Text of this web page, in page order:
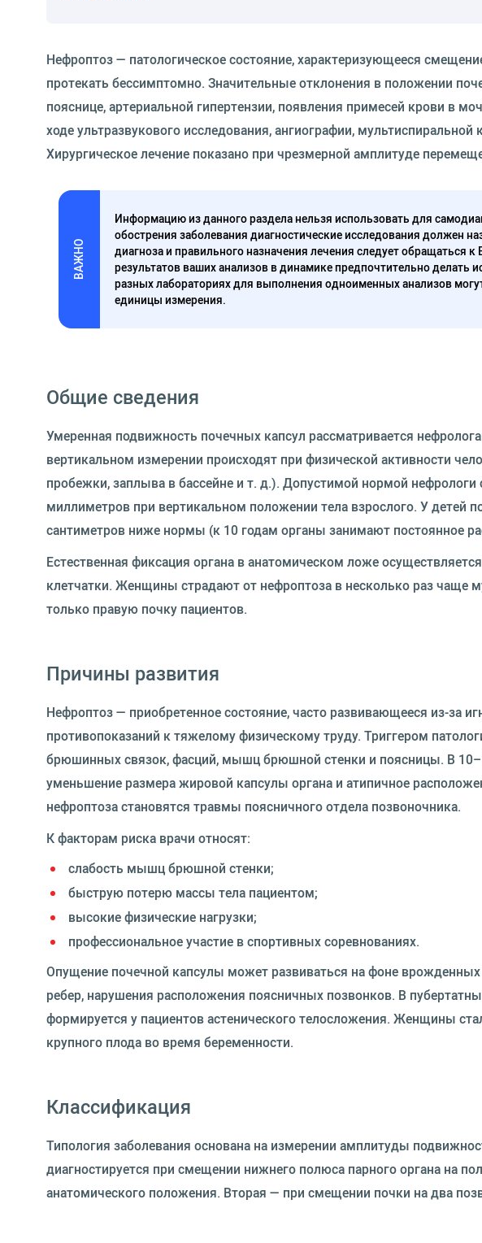
Нефроптоз — патологическое состояние, характеризующееся
протекать бессимптомно. Значительные отклонения в положении
пояснице, артериальной гипертензии, появления примесей крови в
ходе ультразвукового исследования, ангиографии,
Хирургическое лечение показано при чрезмерной амплитуде
ВАЖНО
Информацию из данного раздела нельзя использовать для
обострения заболевания диагностические исследования должен
диагноза и правильного назначения лечения следует обращаться
результатов ваших анализов в динамике предпочтительно делать
разных лабораториях для выполнения одноименных анализов
единицы измерения.
Общие сведения
Умеренная подвижность почечных капсул рассматривается
вертикальном измерении происходят при физической активности
пробежки, заплыва в бассейне и т. д.). Допустимой нормой
миллиметров при вертикальном положении тела взрослого. У детей
сантиметров ниже нормы (к 10 годам органы занимают постоянное
Естественная фиксация органа в анатомическом ложе
клетчатки. Женщины страдают от нефроптоза в несколько раз чаще
только правую почку пациентов.
Причины развития
Нефроптоз — приобретенное состояние, часто развивающееся из-за
противопоказаний к тяжелому физическому труду. Триггером
брюшинных связок, фасций, мышц брюшной стенки и поясницы. В
уменьшение размера жировой капсулы органа и атипичное
нефроптоза становятся травмы поясничного отдела позвоночника.
К факторам риска врачи относят:
слабость мышц брюшной стенки;
быструю потерю массы тела пациентом;
высокие физические нагрузки;
профессиональное участие в спортивных соревнованиях.
Опущение почечной капсулы может развиваться на фоне врожденных
ребер, нарушения расположения поясничных позвонков. В
формируется у пациентов астенического телосложения. Женщины
крупного плода во время беременности.
Классификация
Типология заболевания основана на измерении амплитуды
диагностируется при смещении нижнего полюса парного органа на
анатомического положения. Вторая — при смещении почки на два